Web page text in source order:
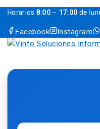
Horarios 8:00– 17:00de
Facebook Instagram